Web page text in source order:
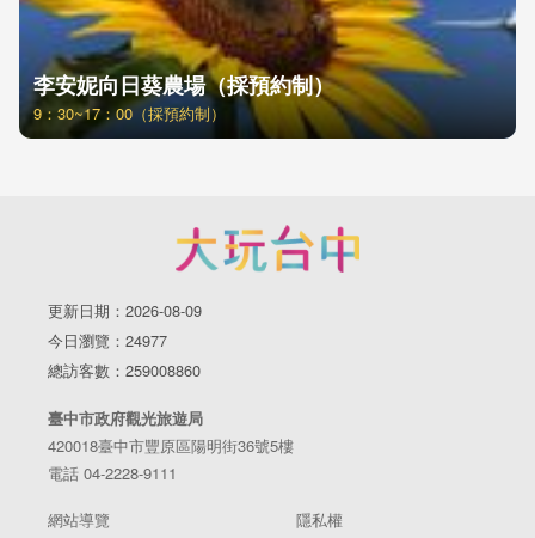
李安妮向日葵農場（採預約制）
9：30~17：00（採預約制）
更新日期：2026-08-09
今日瀏覽：24977
總訪客數：259008860
臺中市政府觀光旅遊局
420018臺中市豐原區陽明街36號5樓
電話 04-2228-9111
網站導覽
隱私權